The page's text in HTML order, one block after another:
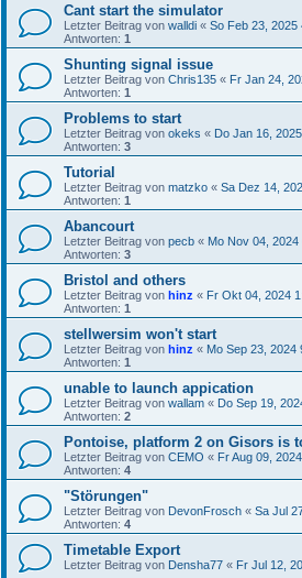
Cant start the simulator
Letzter Beitrag von walldi « So Feb 23, 2025
Antworten: 1
Shunting signal issue
Letzter Beitrag von Chris135 « Fr Jan 24,
Antworten: 1
Problems to start
Letzter Beitrag von okeks « Do Jan 16,
Antworten: 3
Tutorial
Letzter Beitrag von matzko « Sa Dez 14,
Antworten: 1
Abancourt
Letzter Beitrag von pecb « Mo Nov 04, 2024
Antworten: 3
Bristol and others
Letzter Beitrag von hinz « Fr Okt 04, 2024
Antworten: 1
stellwersim won't start
Letzter Beitrag von hinz « Mo Sep 23, 2024
Antworten: 1
unable to launch appication
Letzter Beitrag von wallam « Do Sep 19,
Antworten: 2
Pontoise, platform 2 on Gisors is
Letzter Beitrag von CEMO « Fr Aug 09,
Antworten: 4
"Störungen"
Letzter Beitrag von DevonFrosch « Sa Jul
Antworten: 4
Timetable Export
Letzter Beitrag von Densha77 « Fr Jul 12,